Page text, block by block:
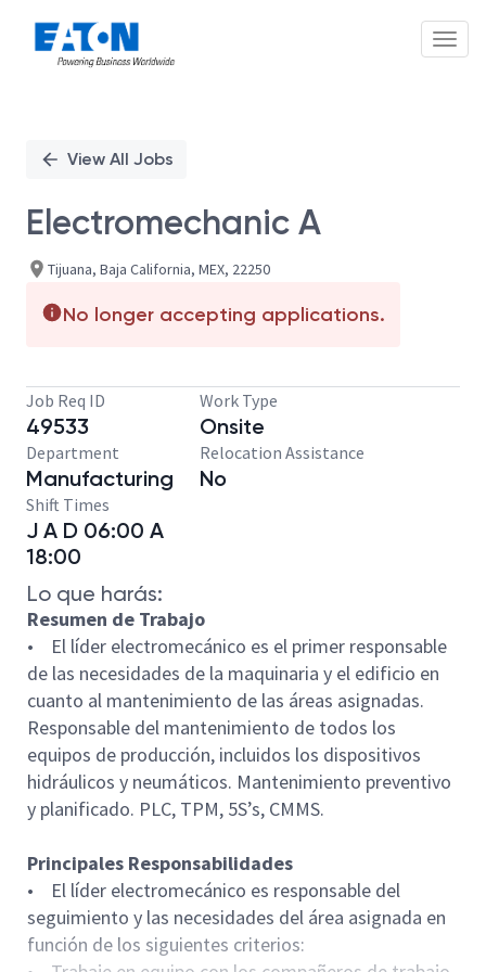
PositionView All Jobs
Electromechanic A
Tijuana, Baja California, MEX, 22250
No longer accepting applications.
Job Req ID
49533
Work Type
Onsite
Department
Manufacturing
Relocation Assistance
No
Shift Times
J A D 06:00 A
18:00
Lo que harás:
Resumen de Trabajo
• El líder electromecánico es el primer responsable
de las necesidades de la maquinaria y el edificio en
cuanto al mantenimiento de las áreas asignadas.
Responsable del mantenimiento de todos los
equipos de producción, incluidos los dispositivos
hidráulicos y neumáticos. Mantenimiento preventivo
y planificado. PLC, TPM, 5S’s, CMMS.
Principales Responsabilidades
• El líder electromecánico es responsable del
seguimiento y las necesidades del área asignada en
función de los siguientes criterios: